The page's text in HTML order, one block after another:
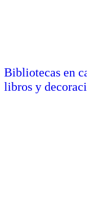
Bibliotecas en
libros y